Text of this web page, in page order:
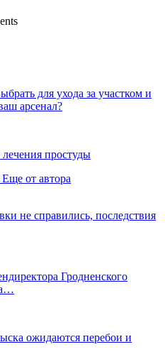
для ухода за участком и
арсенал?
простуды
Еще от автора
не справились, последствия
Гродненского
ожидаются перебои и